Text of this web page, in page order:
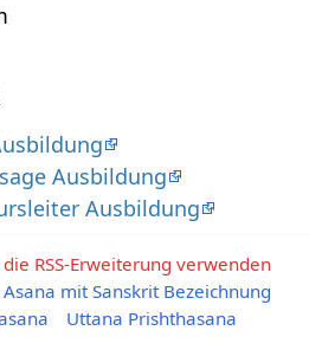
Ausbildung
Ausbildung
RSS-Erweiterung verwenden
Asana mit Sanskrit Bezeichnung
Uttana Prishthasana